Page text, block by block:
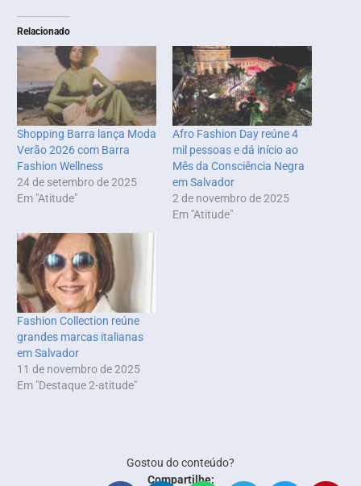
Relacionado
Shopping Barra lança Moda
Verão 2026 com Barra
Fashion Wellness
24 de setembro de 2025
Em "Atitude"
Afro Fashion Day reúne 4
mil pessoas e dá início ao
Mês da Consciência Negra
em Salvador
2 de novembro de 2025
Em "Atitude"
Fashion Collection reúne
grandes marcas italianas
em Salvador
11 de novembro de 2025
Em "Destaque 2-atitude"
Gostou do conteúdo?
Compartilhe: